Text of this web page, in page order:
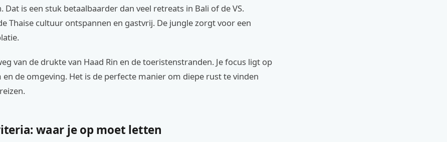
Dat is een stuk betaalbaarder dan veel retreats in Bali of de VS.
Thaise cultuur ontspannen en gastvrij. De jungle zorgt voor een
van de drukte van Haad Rin en de toeristenstranden. Je focus ligt op
en de omgeving. Het is de perfecte manier om diepe rust te vinden
waar je op moet letten